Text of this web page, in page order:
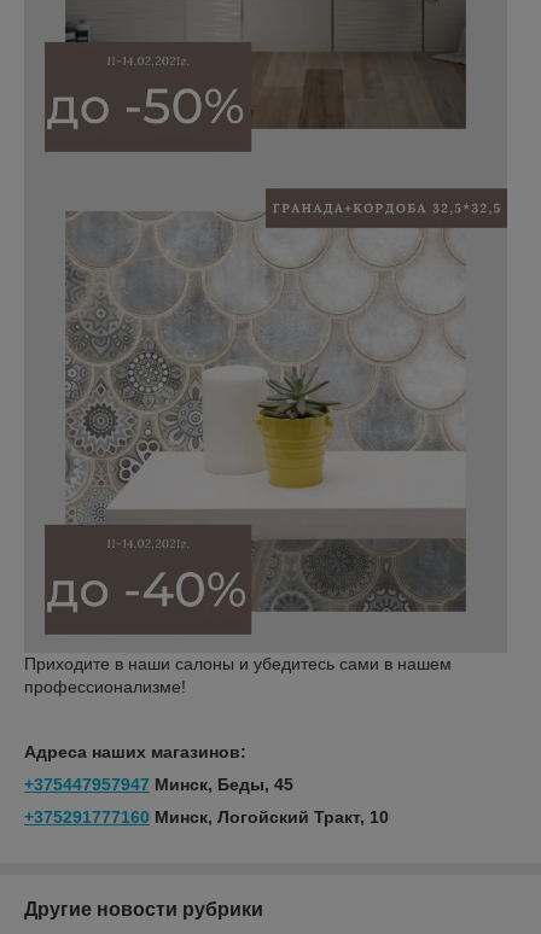
Приходите в наши салоны и убедитесь сами в нашем
профессионализме!
Адреса наших магазинов:
+375447957947 Минск, Беды, 45
+375291777160 Минск, Логойский Тракт, 10
Другие новости рубрики